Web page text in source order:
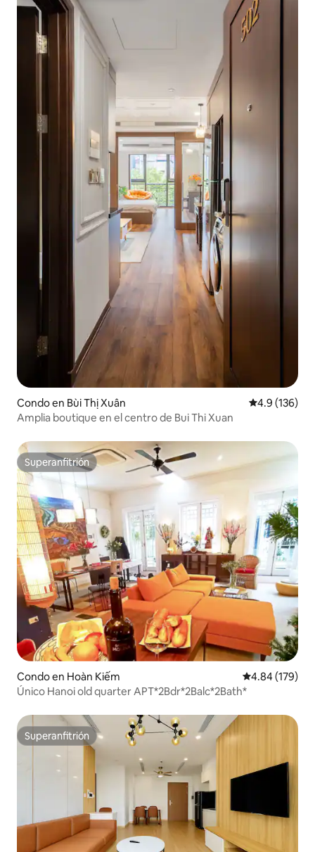
Condo en Bùi Thị Xuân Calificación
4.9 (136)
Amplia boutique en el centro de Bui Thi Xuan
Superanfitrión
Superanfitrión
Condo en Hoàn Kiếm Calificación
4.84 (179)
Único Hanoi old quarter APT*2Bdr*2Balc*2Bath*
Superanfitrión
Superanfitrión